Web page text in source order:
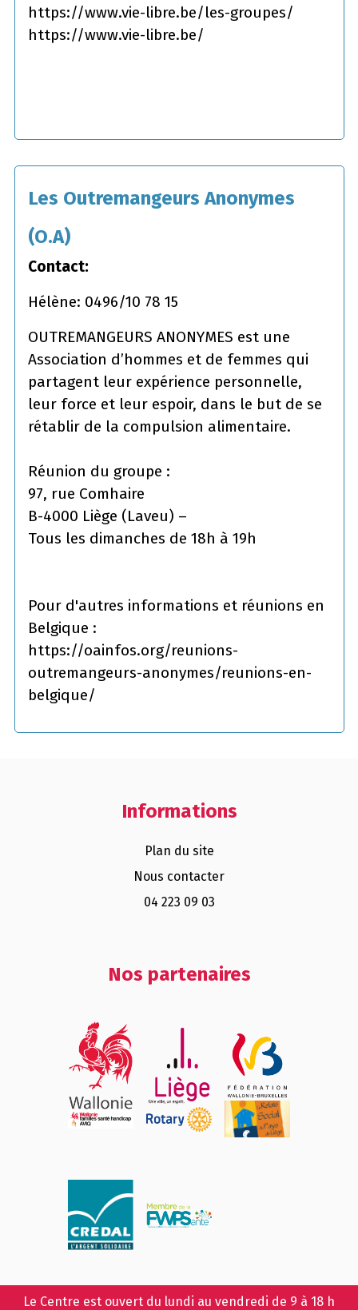
https://www.vie-libre.be/les-groupes/
https://www.vie-libre.be/
Les Outremangeurs Anonymes
(O.A)
Contact:
Hélène: 0496/10 78 15
OUTREMANGEURS ANONYMES est une
Association d’hommes et de femmes qui
partagent leur expérience personnelle,
leur force et leur espoir, dans le but de se
rétablir de la compulsion alimentaire.
Réunion du groupe :
97, rue Comhaire
B-4000 Liège (Laveu) –
Tous les dimanches de 18h à 19h
Pour d'autres informations et réunions en
Belgique :
https://oainfos.org/reunions-
outremangeurs-anonymes/reunions-en-
belgique/
Informations
Plan du site
Nous contacter
04 223 09 03
Nos partenaires
Le Centre est ouvert du lundi au vendredi de 9 à 18 h